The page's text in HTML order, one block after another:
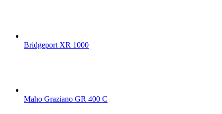
Bridgeport XR 1000
Maho Graziano GR 400 C